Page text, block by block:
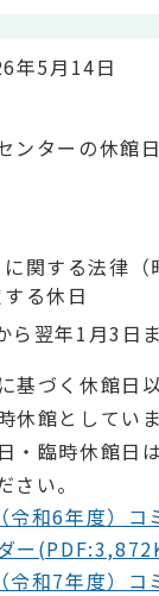
年5月14日
ンターの休館
関する法律
る休日
ら翌年1月3日
基づく休館日
休館としていま
・臨時休館日
さい。
令和6年度）コ
ー
令和7年度）コ